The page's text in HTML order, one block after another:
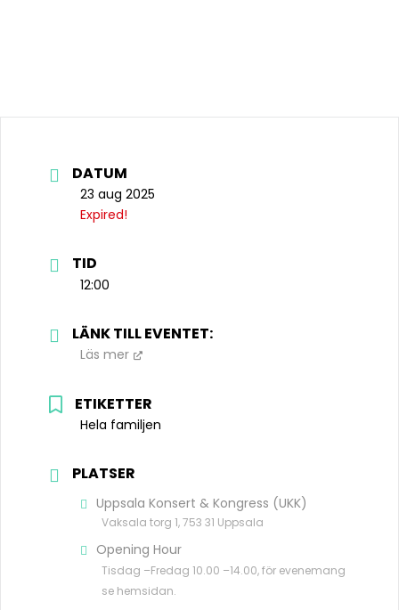
DATUM
23 aug 2025
Expired!
TID
12:00
LÄNK TILL EVENTET:
Läs mer
ETIKETTER
Hela familjen
PLATSER
Uppsala Konsert & Kongress (UKK)
Vaksala torg 1, 753 31 Uppsala
Opening Hour
Tisdag –Fredag 10.00 –14.00, för evenemang
se hemsidan.